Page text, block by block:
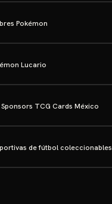
Pokémon
Lucario
TCG Cards México
de fútbol coleccionables